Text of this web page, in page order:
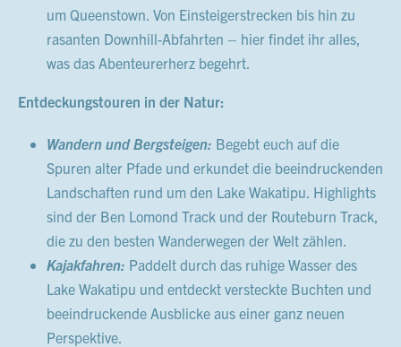
um Queenstown. Von Einsteigerstrecken bis hin zu
rasanten Downhill-Abfahrten – hier findet ihr alles,
was das Abenteurerherz begehrt.
Entdeckungstouren in der Natur:
Wandern und Bergsteigen: Begebt euch auf die
Spuren alter Pfade und erkundet die beeindruckenden
Landschaften rund um den Lake Wakatipu. Highlights
sind der Ben Lomond Track und der Routeburn Track,
die zu den besten Wanderwegen der Welt zählen.
Kajakfahren: Paddelt durch das ruhige Wasser des
Lake Wakatipu und entdeckt versteckte Buchten und
beeindruckende Ausblicke aus einer ganz neuen
Perspektive.